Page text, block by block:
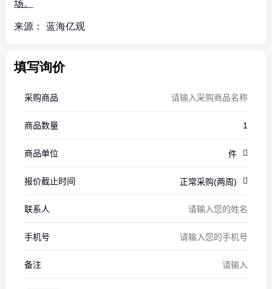
场。
来源： 蓝海亿观
填写询价